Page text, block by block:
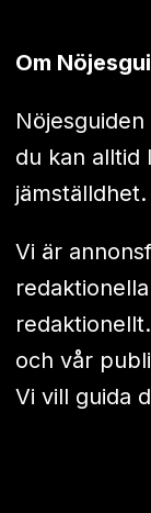
Om
du kan alltid
jämställdhet.
Vi är
och vår
Vi vill guida